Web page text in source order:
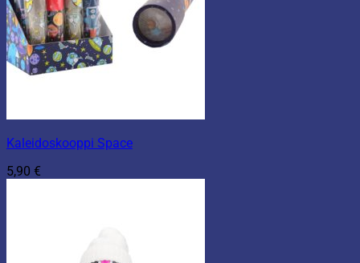
Kaleidoskooppi Space
5,90 €